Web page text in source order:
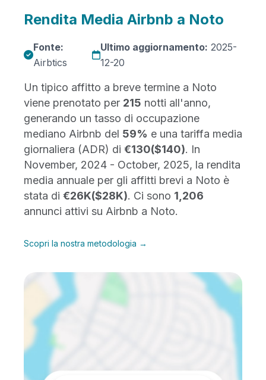
Rendita Media Airbnb a Noto
Fonte:
Airbtics
Ultimo aggiornamento: 2025-
12-20
Un tipico affitto a breve termine a Noto
viene prenotato per 215 notti all'anno,
generando un tasso di occupazione
mediano Airbnb del 59% e una tariffa media
giornaliera (ADR) di €130($140). In
November, 2024 - October, 2025, la rendita
media annuale per gli affitti brevi a Noto è
stata di €26K($28K). Ci sono 1,206
annunci attivi su Airbnb a Noto.
Scopri la nostra metodologia →